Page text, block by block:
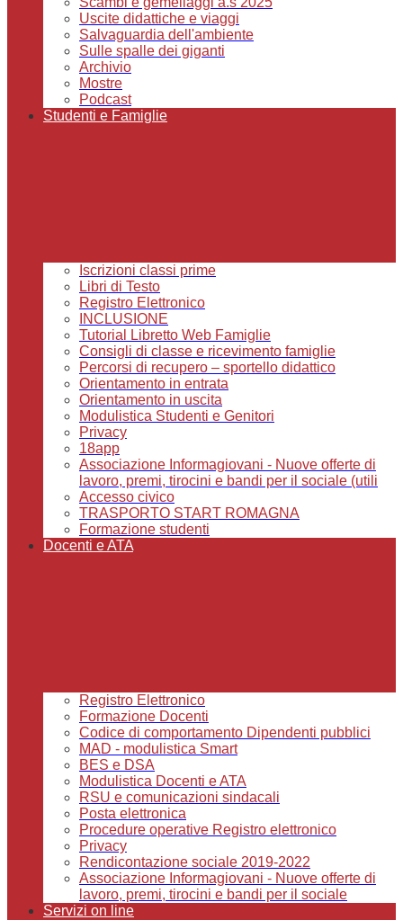
Uscite didattiche e viaggi
Salvaguardia dell'ambiente
Sulle spalle dei giganti
Archivio
Mostre
Podcast
Studenti e Famiglie
Iscrizioni classi prime
Libri di Testo
Registro Elettronico
INCLUSIONE
Tutorial Libretto Web Famiglie
Consigli di classe e ricevimento famiglie
Percorsi di recupero – sportello didattico
Orientamento in entrata
Orientamento in uscita
Modulistica Studenti e Genitori
Privacy
18app
Associazione Informagiovani - Nuove offerte di
lavoro, premi, tirocini e bandi per il sociale (utili
Accesso civico
TRASPORTO START ROMAGNA
Formazione studenti
Docenti e ATA
Registro Elettronico
Formazione Docenti
Codice di comportamento Dipendenti pubblici
MAD - modulistica Smart
BES e DSA
Modulistica Docenti e ATA
RSU e comunicazioni sindacali
Posta elettronica
Procedure operative Registro elettronico
Privacy
Rendicontazione sociale 2019-2022
Associazione Informagiovani - Nuove offerte di
lavoro, premi, tirocini e bandi per il sociale
Servizi on line